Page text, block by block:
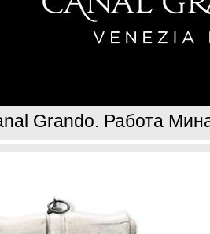
Grando. Работа